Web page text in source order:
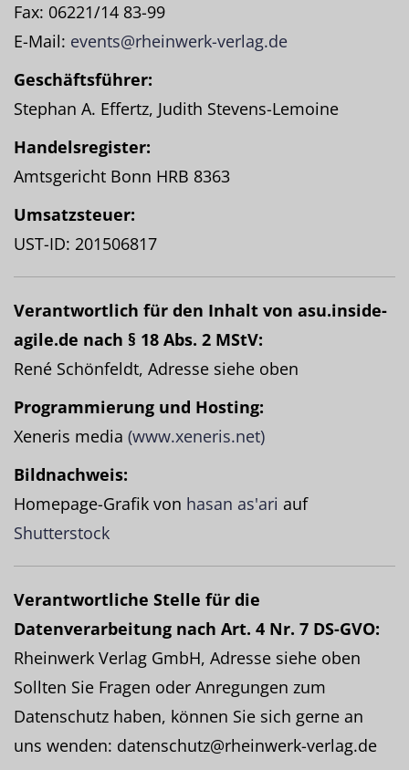
Fax: 06221/14 83-99
E-Mail: events@rheinwerk-verlag.de
Geschäftsführer:
Stephan A. Effertz, Judith Stevens-Lemoine
Handelsregister:
Amtsgericht Bonn HRB 8363
Umsatzsteuer:
UST-ID: 201506817
Verantwortlich für den Inhalt von asu.inside-
agile.de nach § 18 Abs. 2 MStV:
René Schönfeldt, Adresse siehe oben
Programmierung und Hosting:
Xeneris media (www.xeneris.net)
Bildnachweis:
Homepage-Grafik von hasan as'ari auf
Shutterstock
Verantwortliche Stelle für die
Datenverarbeitung nach Art. 4 Nr. 7 DS-GVO:
Rheinwerk Verlag GmbH, Adresse siehe oben
Sollten Sie Fragen oder Anregungen zum
Datenschutz haben, können Sie sich gerne an
uns wenden: datenschutz@rheinwerk-verlag.de